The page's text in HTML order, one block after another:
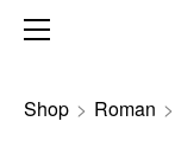
Shop > Roman >